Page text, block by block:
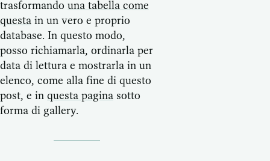
trasformando una tabella come
questa in un vero e proprio
database. In questo modo,
posso richiamarla, ordinarla per
data di lettura e mostrarla in un
elenco, come alla fine di questo
post, e in questa pagina sotto
forma di gallery.